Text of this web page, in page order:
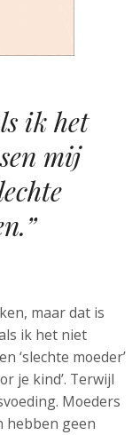
ik het
mij
maar dat is
ik het niet
‘slechte moeder’
je kind’. Terwijl
Moeders
hebben geen